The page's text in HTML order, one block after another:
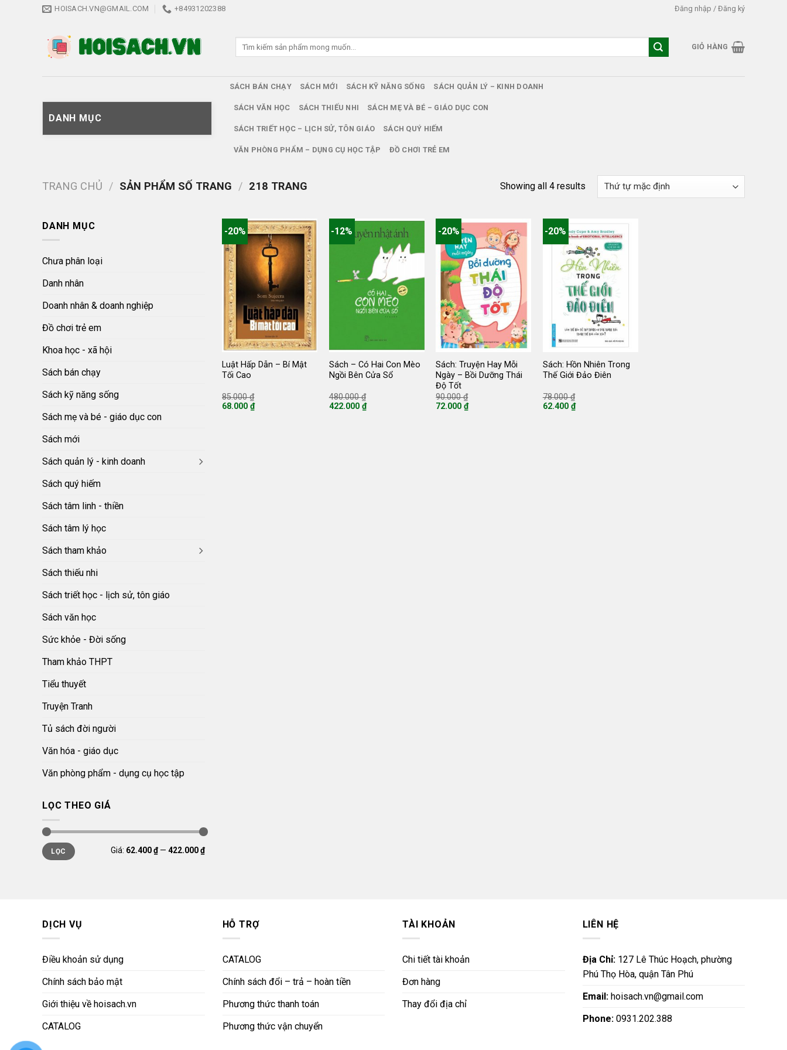
HOISACH.VN@GMAIL.COM +84931202388 Đăng nhập / Đăng ký
GIỎ HÀNG
DANH MỤC
SÁCH BÁN CHẠY SÁCH MỚI SÁCH KỸ NĂNG SỐNG SÁCH QUẢN LÝ – KINH DOANH
SÁCH VĂN HỌC SÁCH THIẾU NHI SÁCH MẸ VÀ BÉ – GIÁO DỤC CON
SÁCH TRIẾT HỌC – LỊCH SỬ, TÔN GIÁO SÁCH QUÝ HIẾM
VĂN PHÒNG PHẨM – DỤNG CỤ HỌC TẬP ĐỒ CHƠI TRẺ EM
TRANG CHỦ / SẢN PHẨM SỐ TRANG / 218 TRANG Showing all 4 results
DANH MỤC
Chưa phân loại
Danh nhân
Doanh nhân & doanh nghiệp
Đồ chơi trẻ em
Khoa học - xã hội
Sách bán chạy
Sách kỹ năng sống
Sách mẹ và bé - giáo dục con
Sách mới
Sách quản lý - kinh doanh
Sách quý hiếm
Sách tâm linh - thiền
Sách tâm lý học
Sách tham khảo
Sách thiếu nhi
Sách triết học - lịch sử, tôn giáo
Sách văn học
Sức khỏe - Đời sống
Tham khảo THPT
Tiểu thuyết
Truyện Tranh
Tủ sách đời người
Văn hóa - giáo dục
Văn phòng phẩm - dụng cụ học tập
LỌC THEO GIÁ
Giá
thấp
nhất
Giá
cao
nhất
LỌC Giá: 62.400 ₫— 422.000 ₫
-20%
Luật Hấp Dẫn – Bí Mật
Tối Cao
85.000₫
68.000₫
-12%
Sách – Có Hai Con Mèo
Ngồi Bên Cửa Sổ
480.000₫
422.000 ₫
-20%
Sách: Truyện Hay Mỗi
Ngày – Bồi Dưỡng Thái
Độ Tốt
90.000₫
72.000₫
-20%
Sách: Hồn Nhiên Trong
Thế Giới Đảo Điên
78.000₫
62.400 ₫
DỊCH VỤ
Điều khoản sử dụng
Chính sách bảo mật
Giới thiệu về hoisach.vn
CATALOG
HỖ TRỢ
CATALOG
Chính sách đổi – trả – hoàn tiền
Phương thức thanh toán
Phương thức vận chuyển
TÀI KHOẢN
Chi tiết tài khoản
Đơn hàng
Thay đổi địa chỉ
LIÊN HỆ
Địa Chỉ: 127 Lê Thúc Hoạch, phường
Phú Thọ Hòa, quận Tân Phú
Email: hoisach.vn@gmail.com
Phone: 0931.202.388